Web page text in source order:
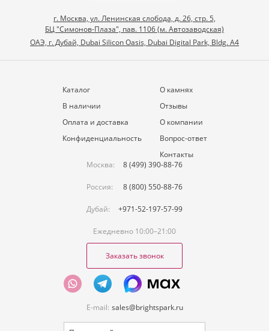
г. Москва, ул. Ленинская слобода, д. 26, стр. 5,
БЦ "Симонов-Плаза", пав. 1106 (м. Автозаводская)
ОАЭ, г. Дубай, Dubai Silicon Oasis, Dubai Digital Park, Bldg. A4
Каталог
В наличии
Оплата и доставка
Конфиденциальность
О камнях
Отзывы
О компании
Вопрос-ответ
Контакты
Москва:
8 (499) 390-88-76
Россия: 8 (800) 550-88-76
Дубай: +971-52-197-57-99
Ежедневно 10:00–21:00
Заказать звонок
E-mail: sales@brightspark.ru